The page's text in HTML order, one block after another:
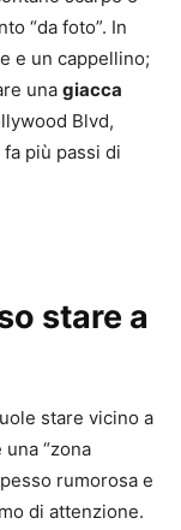
“da foto”. In
e un cappellino;
una giacca
Blvd,
più passi di
stare a
stare vicino a
“zona
rumorosa e
di attenzione.